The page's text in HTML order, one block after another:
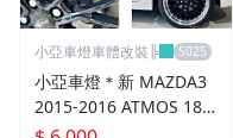
小亞車燈車體改裝╠
小亞車燈＊新 MAZDA3
2015-2016 ATMOS 18
吋 鋁圈 輪框 18*8.5 5/1